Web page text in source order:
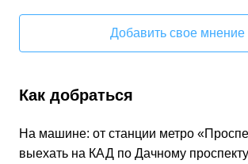
Добавить свое мнение
Как добраться
На машине: от станции метро
выехать на КАД по Дачному